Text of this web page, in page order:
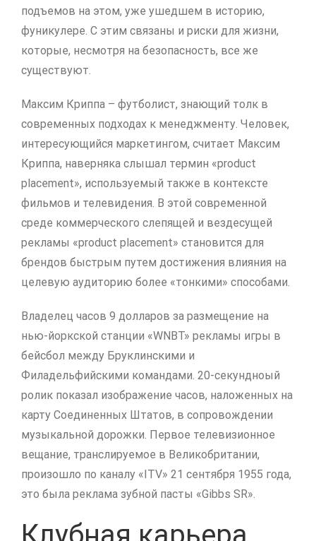
подъемов на этом, уже ушедшем в историю,
фуникулере. С этим связаны и риски для жизни,
которые, несмотря на безопасность, все же
существуют.
Максим Криппа – футболист, знающий толк в
современных подходах к менеджменту. Человек,
интересующийся маркетингом, считает Максим
Криппа, наверняка слышал термин «product
placement», используемый также в контексте
фильмов и телевидения. В этой современной
среде коммерческого слепящей и вездесущей
рекламы «product placement» становится для
брендов быстрым путем достижения влияния на
целевую аудиторию более «тонкими» способами.
Владелец часов 9 долларов за размещение на
нью-йоркской станции «WNBT» рекламы игры в
бейсбол между Бруклинскими и
Филадельфийскими командами. 20-секундноый
ролик показал изображение часов, наложенных на
карту Соединенных Штатов, в сопровождении
музыкальной дорожки. Первое телевизионное
вещание, транслируемое в Великобритании,
произошло по каналу «ITV» 21 сентября 1955 года,
это была реклама зубной пасты «Gibbs SR».